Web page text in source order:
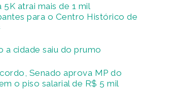
5K atrai mais de 1 mil
para o Centro Histórico de
a cidade saiu do prumo
Senado aprova MP do
o piso salarial de R$ 5 mil